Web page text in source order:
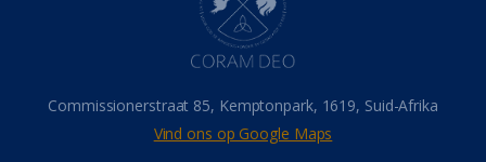
Israel (14)
Millennium(1)
Oordeelsdag(19)
Verheerlikte liggaam
Wederkoms
(27)
Gebed(87)
Commissionerstraat 85, Kemptonpark, 1619, Suid-Afrika
Vind ons op Google Maps